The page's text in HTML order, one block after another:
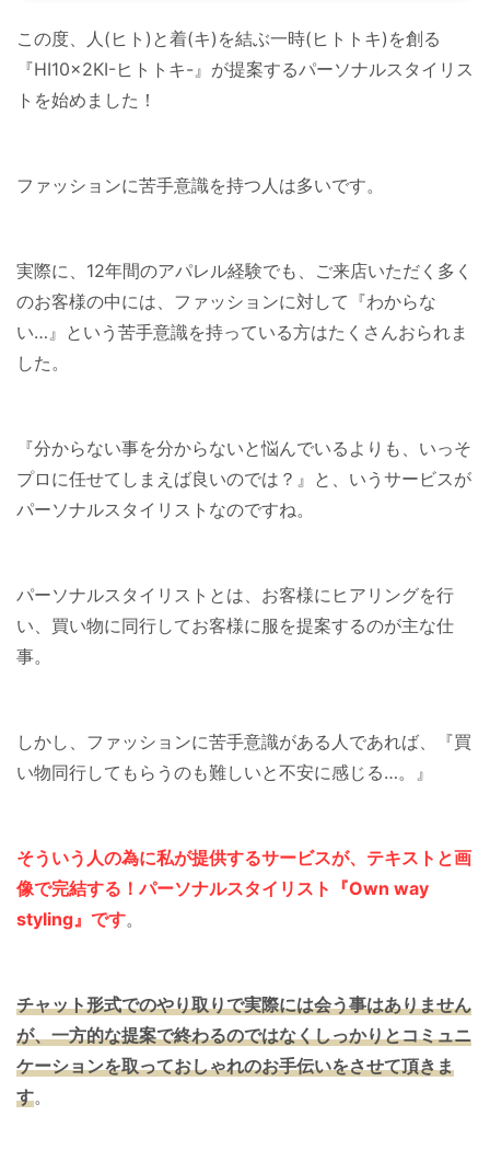
この度、人(ヒト)と着(キ)を結ぶ一時(ヒトトキ)を創る
『HI10×2KI-ヒトトキ-』が提案するパーソナルスタイリス
トを始めました！
ファッションに苦手意識を持つ人は多いです。
実際に、12年間のアパレル経験でも、ご来店いただく多く
のお客様の中には、ファッションに対して『わからな
い…』という苦手意識を持っている方はたくさんおられま
した。
『分からない事を分からないと悩んでいるよりも、いっそ
プロに任せてしまえば良いのでは？』と、いうサービスが
パーソナルスタイリストなのですね。
パーソナルスタイリストとは、お客様にヒアリングを行
い、買い物に同行してお客様に服を提案するのが主な仕
事。
しかし、ファッションに苦手意識がある人であれば、『買
い物同行してもらうのも難しいと不安に感じる…。』
そういう人の為に私が提供するサービスが、テキストと画
像で完結する！パーソナルスタイリスト『Own way
styling』です。
チャット形式でのやり取りで実際には会う事はありません
が、一方的な提案で終わるのではなくしっかりとコミュニ
ケーションを取っておしゃれのお手伝いをさせて頂きま
す。